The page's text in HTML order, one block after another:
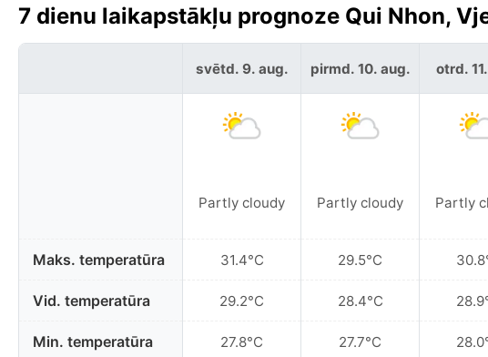
7 dienu laikapstākļu prognoze Qui Nhon,
Maks. temperatūra
Vid. temperatūra
Min. temperatūra
svētd. 9. aug.
Partly cloudy
31.4°C
29.2°C
27.8°C
pirmd. 10. aug.
Partly cloudy
29.5°C
28.4°C
27.7°C
otrd.
Partly